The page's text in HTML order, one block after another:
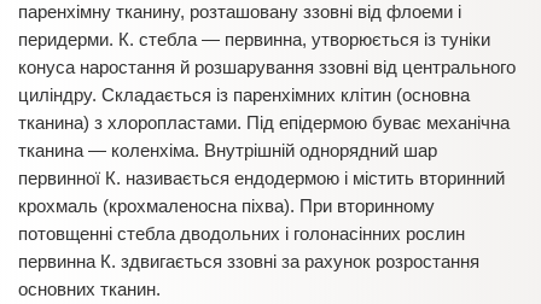
паренхімну тканину, розташовану ззовні від флоеми і
перидерми. К. стебла — первинна, утворюється із туніки
конуса наростання й розшарування ззовні від центрального
циліндру. Складається із паренхімних клітин (основна
тканина) з хлоропластами. Під епідермою буває механічна
тканина — коленхіма. Внутрішній однорядний шар
первинної К. називається ендодермою і містить вторинний
крохмаль (крохмаленосна піхва). При вторинному
потовщенні стебла дводольних і голонасінних рослин
первинна К. здвигається ззовні за рахунок розростання
основних тканин.